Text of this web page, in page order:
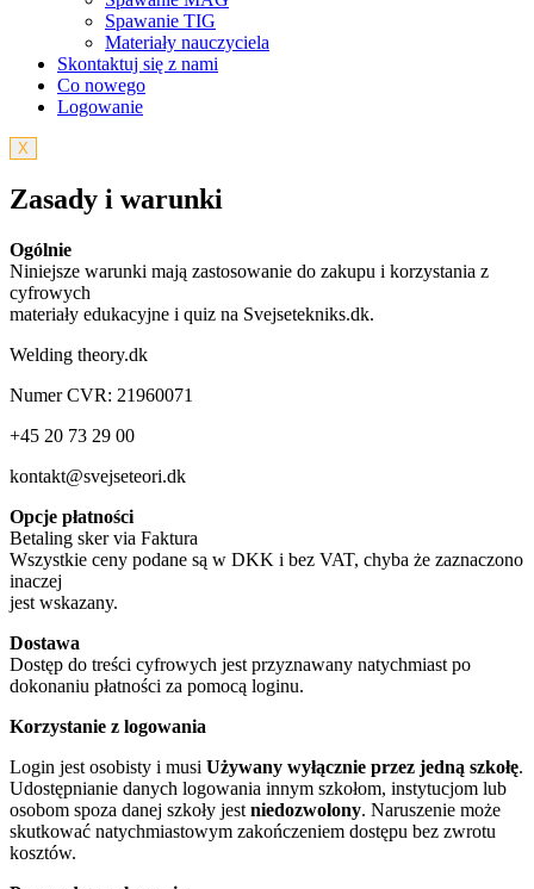
Spawanie TIG
Materiały nauczyciela
Skontaktuj się z nami
Co nowego
Logowanie
X
Zasady i warunki
Ogólnie
Niniejsze warunki mają zastosowanie do zakupu i korzystania z
cyfrowych
materiały edukacyjne i quiz na Svejsetekniks.dk.
Welding theory.dk
Numer CVR: 21960071
+45 20 73 29 00
kontakt@svejseteori.dk
Opcje płatności
Betaling sker via Faktura
Wszystkie ceny podane są w DKK i bez VAT, chyba że zaznaczono
inaczej
jest wskazany.
Dostawa
Dostęp do treści cyfrowych jest przyznawany natychmiast po
dokonaniu płatności za pomocą loginu.
Korzystanie z logowania
Login jest osobisty i musi Używany wyłącznie przez jedną szkołę.
Udostępnianie danych logowania innym szkołom, instytucjom lub
osobom spoza danej szkoły jest niedozwolony. Naruszenie może
skutkować natychmiastowym zakończeniem dostępu bez zwrotu
kosztów.